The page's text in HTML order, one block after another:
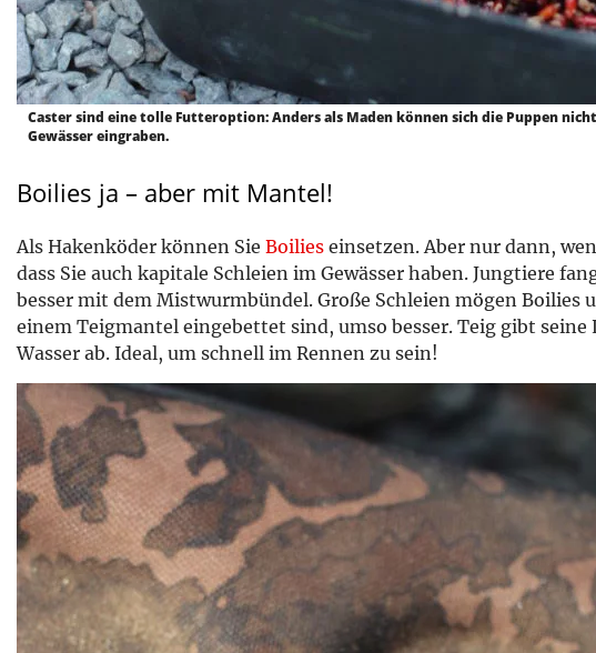
Caster sind eine tolle Futteroption: Anders als Maden können sich die Puppen
Gewässer eingraben.
Boilies ja – aber mit Mantel!
Als Hakenköder können Sie Boilies einsetzen. Aber nur dann,
dass Sie auch kapitale Schleien im Gewässer haben. Jungtiere
besser mit dem Mistwurmbündel. Große Schleien mögen Boilies
einem Teigmantel eingebettet sind, umso besser. Teig gibt
Wasser ab. Ideal, um schnell im Rennen zu sein!